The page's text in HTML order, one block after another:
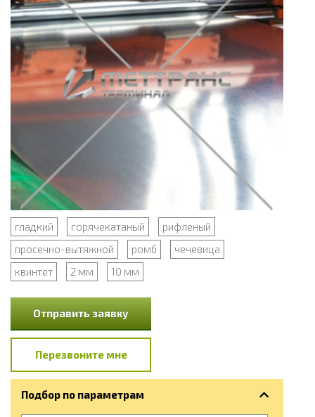
гладкий горячекатаный
рифленый
просечно-вытяжной
ромб
чечевица
квинтет
2 мм 10 мм
Отправить заявку
Перезвоните мне
Подбор по параметрам